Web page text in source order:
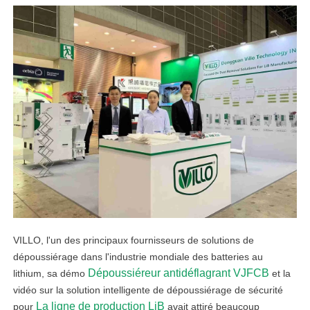
VILLO, l'un des principaux fournisseurs de solutions de
dépoussiérage dans l'industrie mondiale des batteries au
lithium, sa démo Dépoussiéreur antidéflagrant VJFCB et la
vidéo sur la solution intelligente de dépoussiérage de sécurité
pour La ligne de production LiB avait attiré beaucoup